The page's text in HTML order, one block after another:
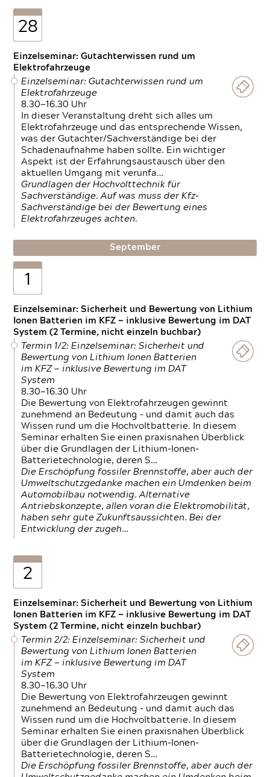
28
Einzelseminar: Gutachterwissen rund um
Elektrofahrzeuge
Einzelseminar: Gutachterwissen rund um
Elektrofahrzeuge
8.30—16.30 Uhr
In dieser Veranstaltung dreht sich alles um
Elektrofahrzeuge und das entsprechende Wissen,
was der Gutachter/Sachverständige bei der
Schadenaufnahme haben sollte. Ein wichtiger
Aspekt ist der Erfahrungsaustausch über den
aktuellen Umgang mit verunfa…
Grundlagen der Hochvolttechnik für
Sachverständige. Auf was muss der Kfz-
Sachverständige bei der Bewertung eines
Elektrofahrzeuges achten.
September
1
Einzelseminar: Sicherheit und Bewertung von Lithium
Ionen Batterien im KFZ — inklusive Bewertung im DAT
System (2 Termine, nicht einzeln buchbar)
Termin 1/2: Einzelseminar: Sicherheit und
Bewertung von Lithium Ionen Batterien
im KFZ — inklusive Bewertung im DAT
System
8.30—16.30 Uhr
Die Bewertung von Elektrofahrzeugen gewinnt
zunehmend an Bedeutung – und damit auch das
Wissen rund um die Hochvoltbatterie. In diesem
Seminar erhalten Sie einen praxisnahen Überblick
über die Grundlagen der Lithium-Ionen-
Batterietechnologie, deren S…
Die Erschöpfung fossiler Brennstoffe, aber auch der
Umweltschutzgedanke machen ein Umdenken beim
Automobilbau notwendig. Alternative
Antriebskonzepte, allen voran die Elektromobilität,
haben sehr gute Zukunftsaussichten. Bei der
Entwicklung der zugeh…
2
Einzelseminar: Sicherheit und Bewertung von Lithium
Ionen Batterien im KFZ — inklusive Bewertung im DAT
System (2 Termine, nicht einzeln buchbar)
Termin 2/2: Einzelseminar: Sicherheit und
Bewertung von Lithium Ionen Batterien
im KFZ — inklusive Bewertung im DAT
System
8.30—16.30 Uhr
Die Bewertung von Elektrofahrzeugen gewinnt
zunehmend an Bedeutung – und damit auch das
Wissen rund um die Hochvoltbatterie. In diesem
Seminar erhalten Sie einen praxisnahen Überblick
über die Grundlagen der Lithium-Ionen-
Batterietechnologie, deren S…
Die Erschöpfung fossiler Brennstoffe, aber auch der